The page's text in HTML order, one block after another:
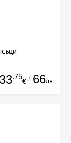
33.75
€ / 66лв.